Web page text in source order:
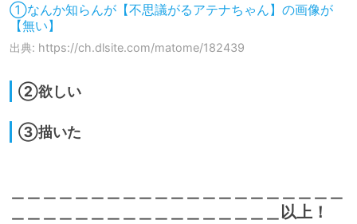
①なんか知らんが【不思議がるアテナちゃん】の画像が
【無い】
出典: https://ch.dlsite.com/matome/182439
②欲しい
③描いた
＿＿＿＿＿＿＿＿＿＿＿＿＿＿＿＿＿以上！